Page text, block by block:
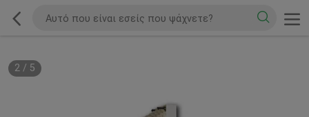
2/ 5